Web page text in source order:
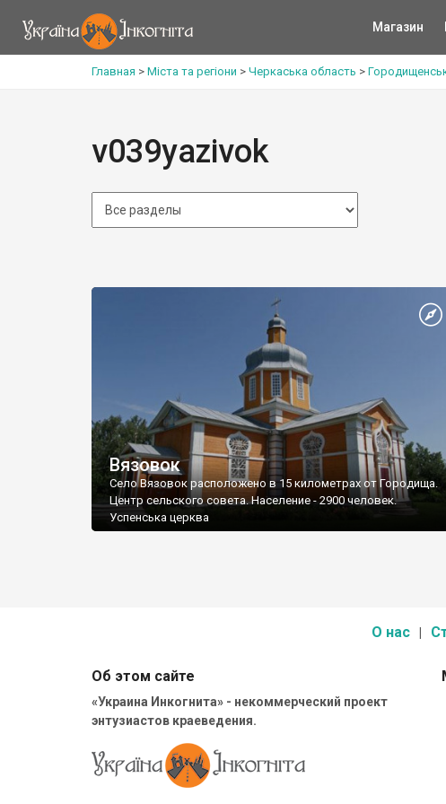
Магазин
Главная > Міста та регіони > Черкаська область >
v039yazivok
Вязовок
Село Вязовок расположено в 15 километрах от Городища.
Центр сельского совета. Население - 2900 человек.
Успенська церква
О нас
Об этом сайте
«Украина Инкогнита» - некоммерческий проект
энтузиастов краеведения.